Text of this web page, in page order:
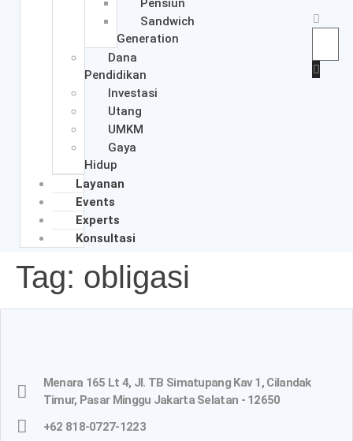
Pensiun
Sandwich
Generation
Dana
Pendidikan
Investasi
Utang
UMKM
Gaya
Hidup
Layanan
Events
Experts
Konsultasi
Tag: obligasi
Menara 165 Lt 4, Jl. TB Simatupang Kav 1, Cilandak
Timur, Pasar Minggu Jakarta Selatan - 12650
+62 818-0727-1223